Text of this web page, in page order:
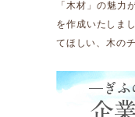
Other
お問い
「木材」の魅力
を作成いたしま
てほしい、木の